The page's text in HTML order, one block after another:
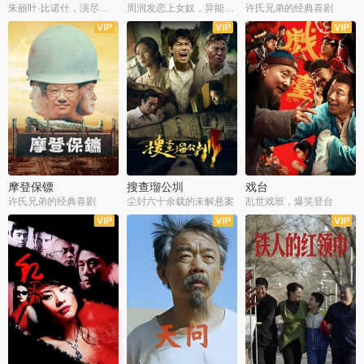
朱丽叶·比诺什，演尽失爱之痛 周润发恋上女奴，异能护体战邪派 许氏兄弟的经典喜剧
摩登保镖
许氏兄弟的经典喜剧
搜查瑠公圳
尘封六十余载的未解悬案
戏台
乱世戏班，爆笑登台